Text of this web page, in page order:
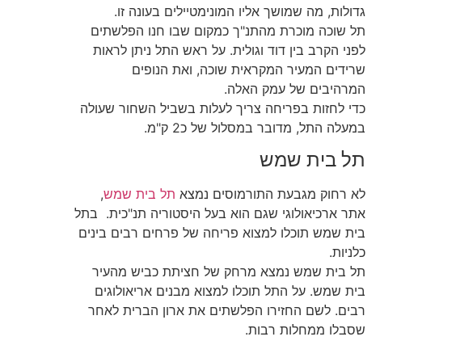
גדולות, מה שמושך אליו המונימטיילים בעונה זו.
תל שוכה מוכרת מהתנ"ך כמקום שבו חנו הפלשתים
לפני הקרב בין דוד וגולית. על ראש התל ניתן לראות
שרידים המעיר המקראית שוכה, ואת הנופים
המרהיבים של עמק האלה.
כדי לחזות בפריחה צריך לעלות בשביל השחור שעולה
במעלה התל, מדובר במסלול של כ2 ק"מ.
תל בית שמש
לא רחוק מגבעת התורמוסים נמצא תל בית שמש,
אתר ארכיאולוגי שגם הוא בעל היסטוריה תנ"כית. בתל
בית שמש תוכלו למצוא פריחה של פרחים רבים בינים
כלניות.
תל בית שמש נמצא מרחק של חציתת כביש מהעיר
בית שמש. על התל תוכלו למצוא מבנים אריאולוגים
רבים. לשם החזירו הפלשתים את ארון הברית לאחר
שסבלו ממחלות רבות.